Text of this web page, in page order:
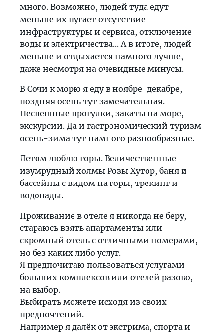
много. Возможно, людей туда едут
меньше их пугает отсутствие
инфраструктуры и сервиса, отключение
воды и электричества... А в итоге, людей
меньше и отдыхается намного лучше,
даже несмотря на очевидные минусы.
В Сочи к морю я еду в ноябре-декабре,
поздняя осень тут замечательная.
Неспешные прогулки, закаты на море,
экскурсии. Да и гастрономический туризм
осень-зима тут намного разнообразные.
Летом люблю горы. Величественные
изумрудный холмы Розы Хутор, баня и
бассейны с видом на горы, трекинг и
водопады.
Проживание в отеле я никогда не беру,
стараюсь взять апартаменты или
скромный отель с отличными номерами,
но без каких либо услуг.
Я предпочитаю пользоваться услугами
больших комплексов или отелей разово,
на выбор.
Выбирать можете исходя из своих
предпочтений.
Например я далёк от экстрима, спорта и